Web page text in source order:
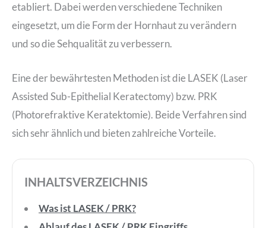
etabliert. Dabei werden verschiedene Techniken
eingesetzt, um die Form der Hornhaut zu verändern
und so die Sehqualität zu verbessern.
Eine der bewährtesten Methoden ist die LASEK (Laser
Assisted Sub-Epithelial Keratectomy) bzw. PRK
(Photorefraktive Keratektomie). Beide Verfahren sind
sich sehr ähnlich und bieten zahlreiche Vorteile.
INHALTSVERZEICHNIS
Was ist LASEK / PRK?